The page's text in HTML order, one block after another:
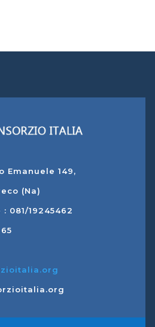
Emanuele 149,
(Na)
081/19245462